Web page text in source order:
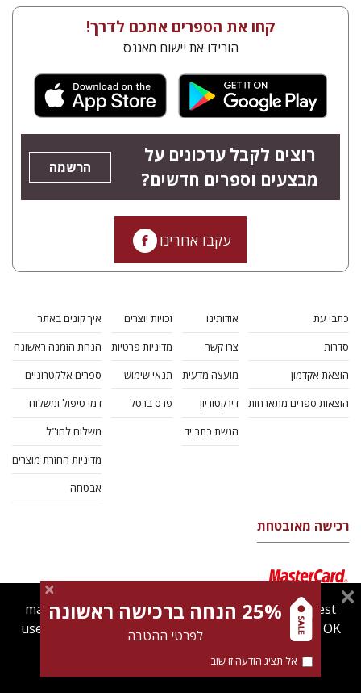
קחו את הספרים אתכם לדרך!
הורידו את יישום מאגנס
רוצים לקבל עדכונים על
מבצעים וספרים חדשים?
הרשמה
עקבו אחרינו
כתבי עת
סדרות
הוצאת אקדמון
הוצאות ספרים מתארחות
אודותינו
צרו קשר
מועצה מדעית
דירקטוריון
הגשת כתב יד
זכויות יוצרים
מדיניות פרטיות
תנאי שימוש
פרס ברטל
איך קונים באתר
הנחת הזמנה ראשונה
ספרים אלקטרוניים
דמי טיפול ומשלוח
משלוח לחו"ל
מדיניות החזרת מוצרים
אבטחה
רכישה מאובטחת
magnespress.co.il uses cookies to give you the best
user experience. Using this website means you're OK
Find out more about ourcookies policy
25% הנחה ברכישה ראשונה
לפרטי ההטבה
אל תציג הודעה זו שוב